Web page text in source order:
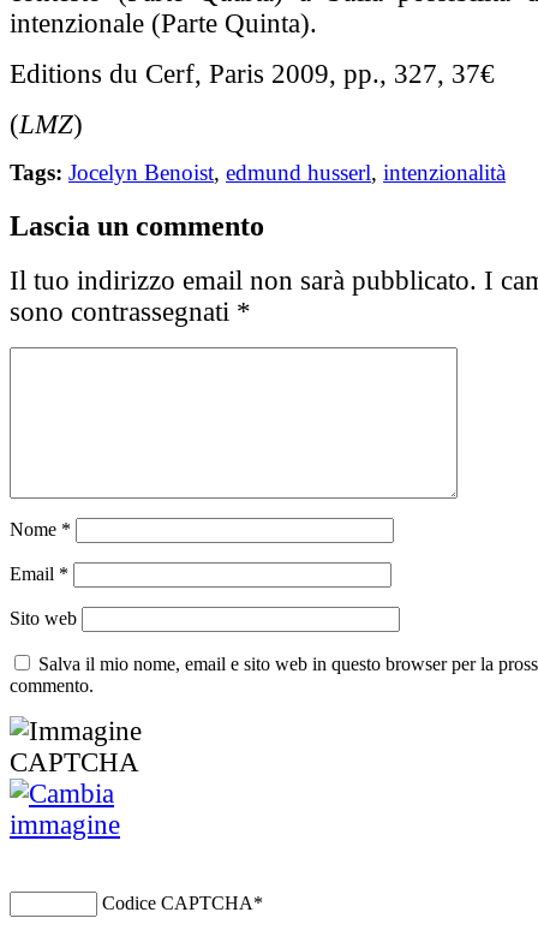
intenzionale (Parte Quinta).
Editions du Cerf, Paris 2009, pp., 327, 37€
(LMZ)
Tags: Jocelyn Benoist, edmund husserl, intenzionalità
Lascia un commento
Il tuo indirizzo email non sarà pubblicato. I
sono contrassegnati *
Nome *
Email *
Sito web
Salva il mio nome, email e sito web in questo browser per la
commento.
Codice CAPTCHA*